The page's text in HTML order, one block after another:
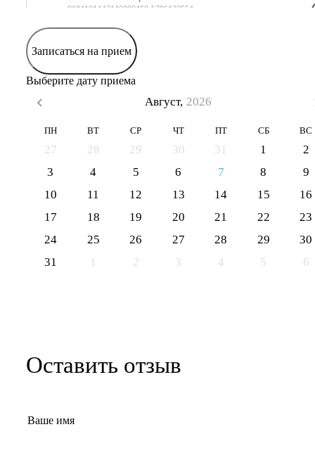
Записаться на прием
Выберите дату приема
Август, 2026
ПН ВТ СР ЧТ ПТ СБ ВС
27 28 29 30 31 1
2
3
4 5 6 7 8
9
10
11 12 13 14 15
16
17
18 19 20 21 22
23
24
25 26 27 28 29
30
31
1 2 3 4 5 6
Оставить отзыв